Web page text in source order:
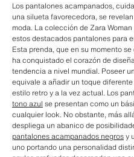
Los pantalones acampanados,
una silueta favorecedora, se
moda. La colección de Zara
estos destacados pantalones para
Esta prenda, que en su momento
ha conquistado el corazón de
tendencia a nivel mundial. Poseer
equivale a añadir un toque
estilo retro y a la vez actual. Los
tono azul se presentan como un
cualquier look. No obstante, más
despliega un abanico de
pantalones acampanados negrosy
uno portando una personalidad